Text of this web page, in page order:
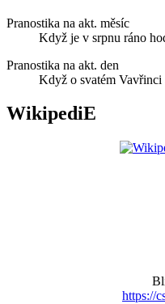
Pranostika na akt. měsíc
Když je v srpnu ráno
Pranostika na akt. den
Když o svatém
WikipediE
https://